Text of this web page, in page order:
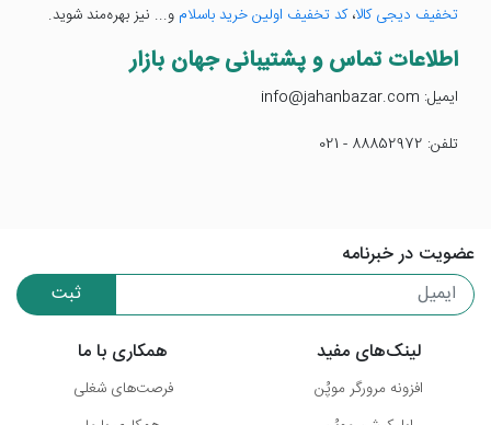
تخفیف دیجی کالا،کد تخفیف اولین خرید باسلام و... نیز بهره‌مند شوید.
اطلاعات تماس و پشتیبانی جهان بازار
ایمیل: info@jahanbazar.com
تلفن: 88852972 - 021
عضویت در خبرنامه
ثبت
لینک‌های مفید
افزونه مرورگر موپُن
همکاری با ما
فرصت‌های شغلی